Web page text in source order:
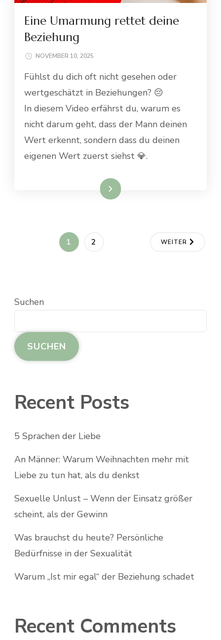
Eine Umarmung rettet deine
Beziehung
NOVEMBER 10, 2025
Fühlst du dich oft nicht gesehen oder
wertgeschätzt in Beziehungen? 😔
In diesem Video erfährst du, warum es
nicht darum geht, dass der Mann deinen
Wert erkennt, sondern dass du deinen
eigenen Wert zuerst siehst 💎.
Weiterlesen
1 2 WEITER
Suchen
SUCHEN
Recent Posts
5 Sprachen der Liebe
An Männer: Warum Weihnachten mehr mit
Liebe zu tun hat, als du denkst
Sexuelle Unlust – Wenn der Einsatz größer
scheint, als der Gewinn
Was brauchst du heute? Persönliche
Bedürfnisse in der Sexualität
Warum „Ist mir egal“ der Beziehung schadet
Recent Comments